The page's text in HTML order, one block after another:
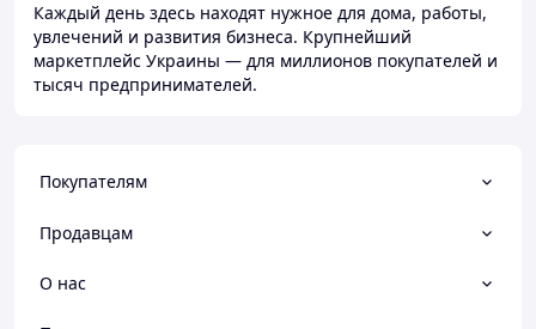
Каждый день здесь находят нужное для дома, работы,
увлечений и развития бизнеса. Крупнейший
маркетплейс Украины — для миллионов покупателей и
тысяч предпринимателей.
Покупателям
Продавцам
О нас